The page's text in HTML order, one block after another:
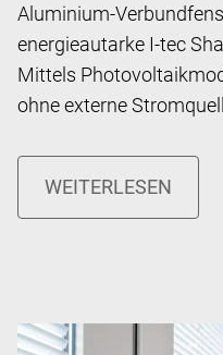
Aluminium-
energieautarke I-tec
Mittels
ohne externe